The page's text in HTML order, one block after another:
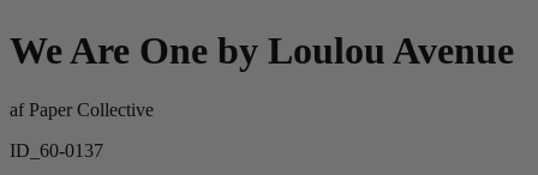
We Are One by Loulou Avenue
afPaper Collective
ID_60-0137